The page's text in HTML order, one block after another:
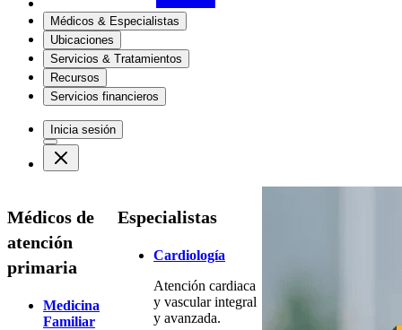
Médicos & Especialistas
Ubicaciones
Servicios & Tratamientos
Recursos
Servicios financieros
Inicia sesión
Médicos de
atención
primaria
Medicina
Familiar
Especialistas
Cardiología
Atención cardiaca
y vascular integral
y avanzada.